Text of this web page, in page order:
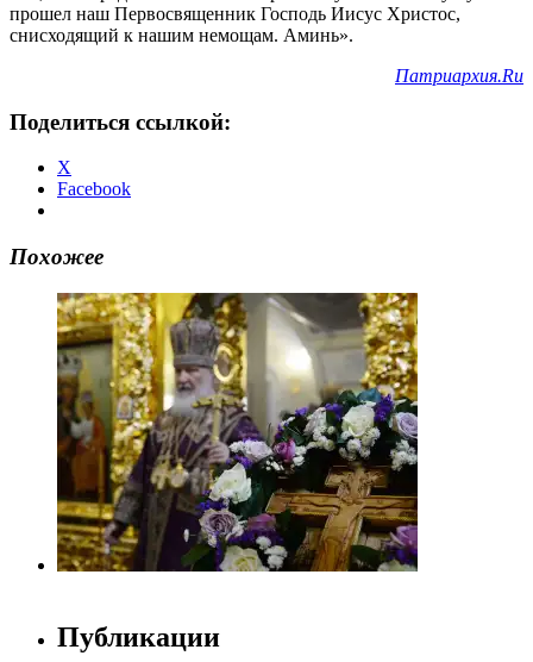
прошел наш Первосвященник Господь Иисус Христос,
снисходящий к нашим немощам. Аминь».
Патриархия.Ru
Поделиться ссылкой:
X
Facebook
Похожее
Публикации